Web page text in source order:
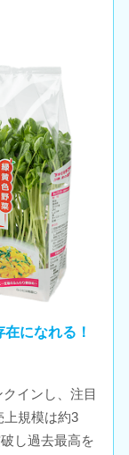
になれる！
インし、注目
上規模は約3
し過去最高を